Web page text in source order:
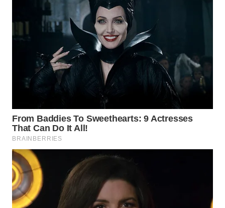
TANJUNG
LESUNG
KARO
WN
SIMALUNGUN
WN
LABUHANBATU
WN
TAPANULI
TENGAH
WN DELI